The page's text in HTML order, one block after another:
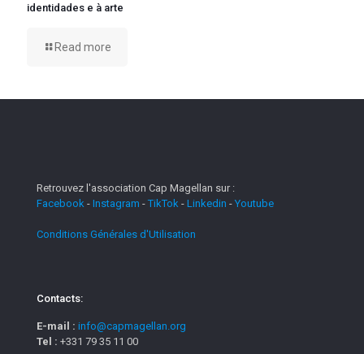
identidades e à arte
Read more
Retrouvez l'association Cap Magellan sur :
Facebook - Instagram -TikTok - Linkedin - Youtube
Conditions Générales d'Utilisation
Contacts:
E-mail : info@capmagellan.org
Tel : +331 79 35 11 00